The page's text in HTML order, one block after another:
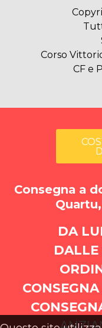
Corso
CF e
Consegna a
DA